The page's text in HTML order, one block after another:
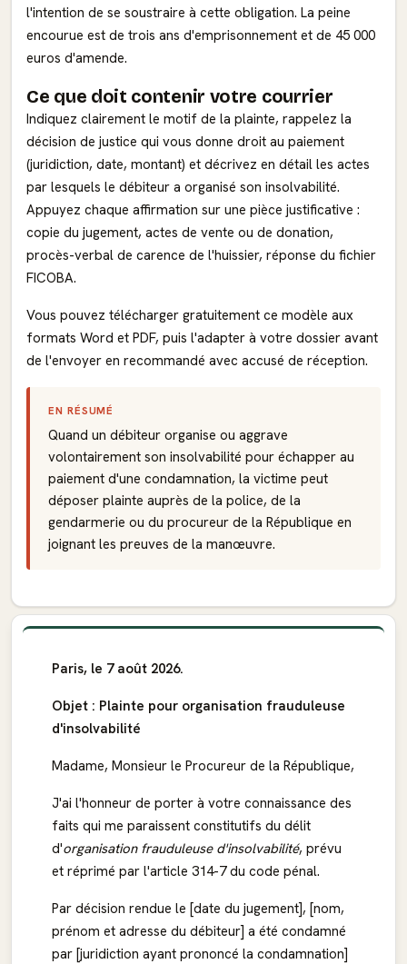
l'intention de se soustraire à cette obligation. La peine
encourue est de trois ans d'emprisonnement et de 45 000
euros d'amende.
Ce que doit contenir votre courrier
Indiquez clairement le motif de la plainte, rappelez la
décision de justice qui vous donne droit au paiement
(juridiction, date, montant) et décrivez en détail les actes
par lesquels le débiteur a organisé son insolvabilité.
Appuyez chaque affirmation sur une pièce justificative :
copie du jugement, actes de vente ou de donation,
procès-verbal de carence de l'huissier, réponse du fichier
FICOBA.
Vous pouvez télécharger gratuitement ce modèle aux
formats Word et PDF, puis l'adapter à votre dossier avant
de l'envoyer en recommandé avec accusé de réception.
EN RÉSUMÉ
Quand un débiteur organise ou aggrave
volontairement son insolvabilité pour échapper au
paiement d'une condamnation, la victime peut
déposer plainte auprès de la police, de la
gendarmerie ou du procureur de la République en
joignant les preuves de la manœuvre.
Paris, le 7 août 2026.
Objet : Plainte pour organisation frauduleuse
d'insolvabilité
Madame, Monsieur le Procureur de la République,
J'ai l'honneur de porter à votre connaissance des
faits qui me paraissent constitutifs du délit
d'organisation frauduleuse d'insolvabilité, prévu
et réprimé par l'article 314-7 du code pénal.
Par décision rendue le [date du jugement], [nom,
prénom et adresse du débiteur] a été condamné
par [juridiction ayant prononcé la condamnation]